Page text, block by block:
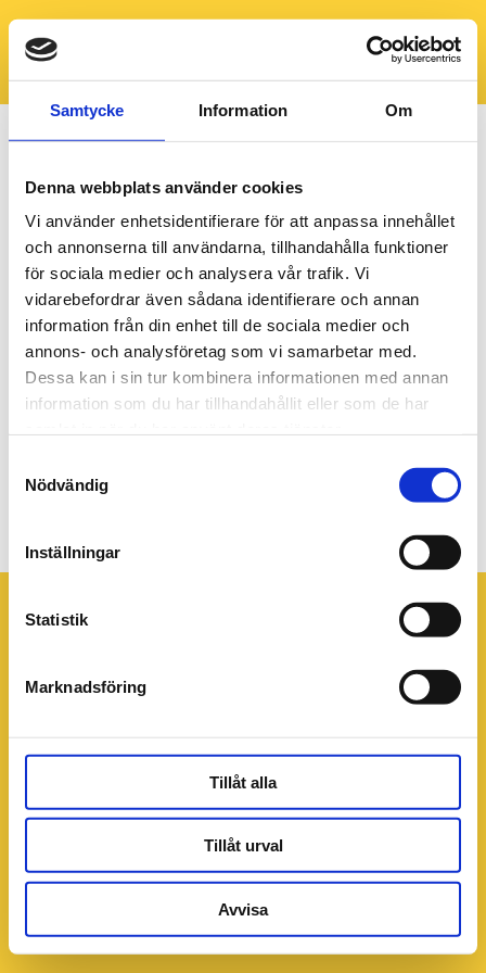
Samtycke Information Om
Denna webbplats använder cookies
Vi använder enhetsidentifierare för att anpassa innehållet
och annonserna till användarna, tillhandahålla funktioner
för sociala medier och analysera vår trafik. Vi
vidarebefordrar även sådana identifierare och annan
information från din enhet till de sociala medier och
annons- och analysföretag som vi samarbetar med.
Dessa kan i sin tur kombinera informationen med annan
information som du har tillhandahållit eller som de har
Nödvändig
Inställningar
Statistik
Marknadsföring
Tillåt alla
Tillåt urval
Avvisa